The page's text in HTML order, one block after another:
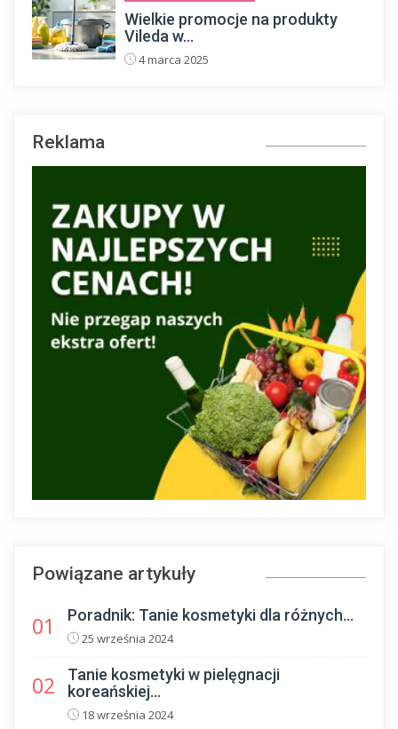
Wielkie promocje na produkty
Vileda w...
4 marca 2025
Reklama
Powiązane artykuły
01 Poradnik: Tanie kosmetyki dla różnych...
25 września 2024
02
Tanie kosmetyki w pielęgnacji
koreańskiej...
18 września 2024